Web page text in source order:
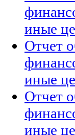
иные
Отчет
иные
Отчет
иные